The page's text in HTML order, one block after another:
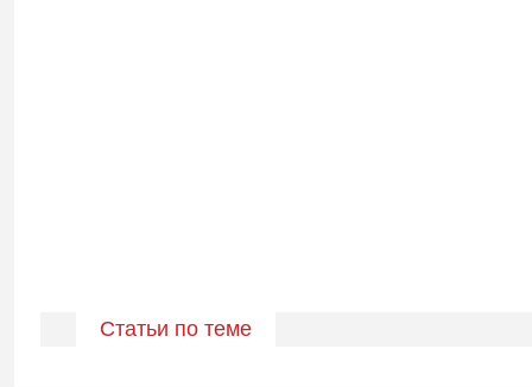
Статьи по теме